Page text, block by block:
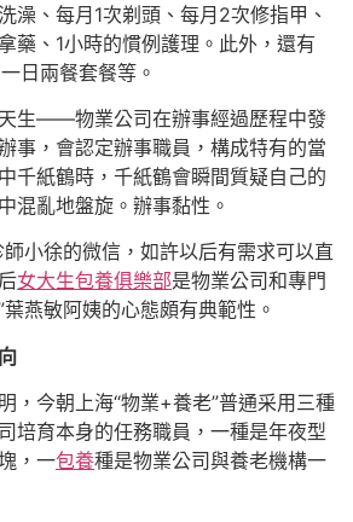
澡、每月1次剃頭、每月2次修指甲、
藥、1小時的慣例護理。此外，還有
日兩餐套餐等。
生——物業公司在辦事經過歷程中發
事，會認定辦事職員，構成特有的當
千紙鶴時，千紙鶴會瞬間質疑自己的
混亂地盤旋。辦事黏性。
小徐的微信，如許以后有需求可以直
女大生包養俱樂部是物業公司和專門
燕敏阿姨的心態頗有典範性。
，今朝上海“物業+養老”普通采用三種
培育本身的任務職員，一種是年夜型
，一包養種是物業公司與養老機構一